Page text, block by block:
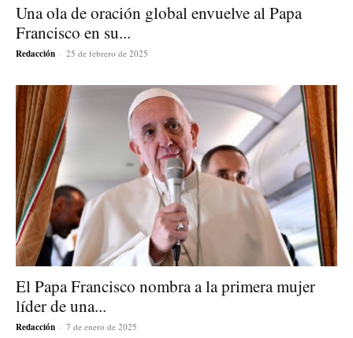
Una ola de oración global envuelve al Papa
Francisco en su...
Redacción - 25 de febrero de 2025
El Papa Francisco nombra a la primera mujer
líder de una...
Redacción - 7 de enero de 2025